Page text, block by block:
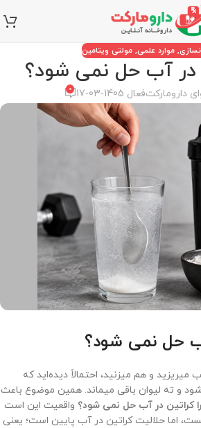
, موارد علمی, مولتی ویتامین
در آب حل نمی‌ شود؟
دارومارکتفعال 1405-03-17 0
حل نمی شود؟
میریزید و هم میزنید، احتمالاً دیده‌اید که
و ته لیوان باقی میماند. همین موضوع باعث
کراتین در آب حل نمی شود؟ واقعیت این است
اما حلالیت کراتین در آب پایین است؛ یعنی